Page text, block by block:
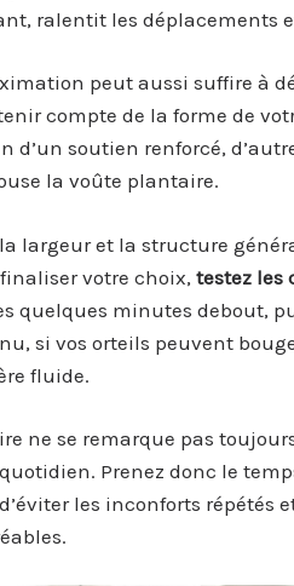
ralentit les déplacements
peut aussi suffire à
compte de la forme de
d’un soutien renforcé,
la voûte plantaire.
largeur et la structure
votre choix, testez les
quelques minutes debout,
si vos orteils peuvent
fluide.
ne se remarque pas
Prenez donc le
les inconforts répétés